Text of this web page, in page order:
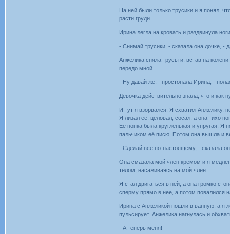
На ней были только трусики и я понял,
расти груди.
Ирина легла на кровать и раздвинула
- Снимай трусики, - сказала она дочке,
Анжелика сняла трусы и, встав на
передо мной.
- Ну давай же, - простонала Ирина, -
Девочка действительно знала, что и как
И тут я взорвался. Я схватил Анжелику,
Я лизал её, целовал, сосал, а она тихо
Её попка была кругленькая и упругая. Я
пальчиком её писю. Потом она вышла и
- Сделай всё по-настоящему, - сказала
Она смазала мой член кремом и я
телом, насаживаясь на мой член.
Я стал двигаться в ней, а она громко
сперму прямо в неё, а потом повалился
Ирина с Анжеликой пошли в ванную, а я
пульсирует. Анжелика нагнулась и
- А теперь меня!